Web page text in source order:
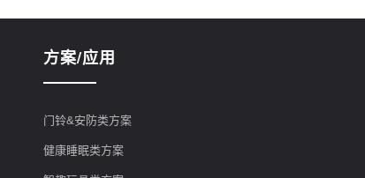
方案/应用
门铃&安防类方案
健康睡眠类方案